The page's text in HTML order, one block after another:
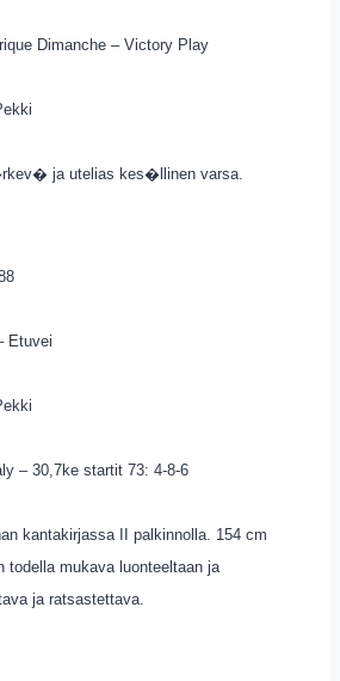
Dimanche – Victory Play
ja utelias kes�llinen varsa.
Etuvei
– 30,7ke startit 73: 4-8-6
kantakirjassa II palkinnolla. 154 cm
todella mukava luonteeltaan ja
ja ratsastettava.